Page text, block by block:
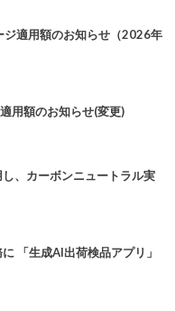
ジ適用額のお知らせ（2026年
用額のお知らせ(変更)
、カーボンニュートラル実
「生成AI出荷検品アプリ」